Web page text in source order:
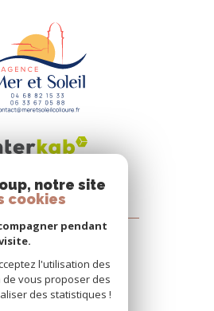
Et Soleil
15 33
notre site
cookies
pendant
l'utilisation des
vous proposer des
des statistiques !